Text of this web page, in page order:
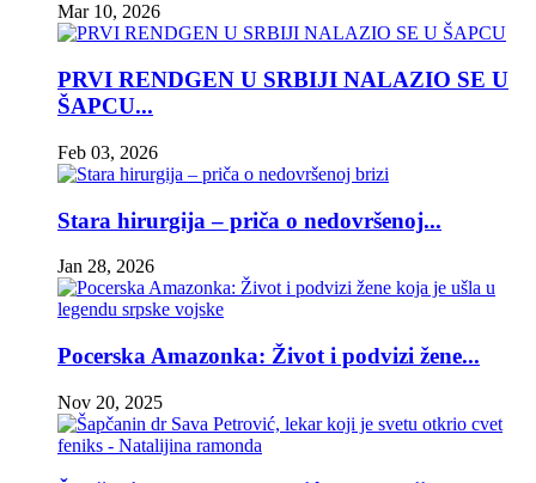
Mar 10, 2026
PRVI RENDGEN U SRBIJI NALAZIO SE U
ŠAPCU...
Feb 03, 2026
Stara hirurgija – priča o nedovršenoj...
Jan 28, 2026
Pocerska Amazonka: Život i podvizi žene...
Nov 20, 2025